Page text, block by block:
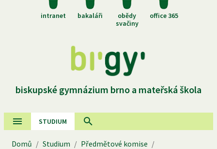
intranet bakaláři
obědy
svačiny
office 365
biskupské gymnázium brno a mateřská škola
STUDIUM
Domů / Studium / Předmětové komise /